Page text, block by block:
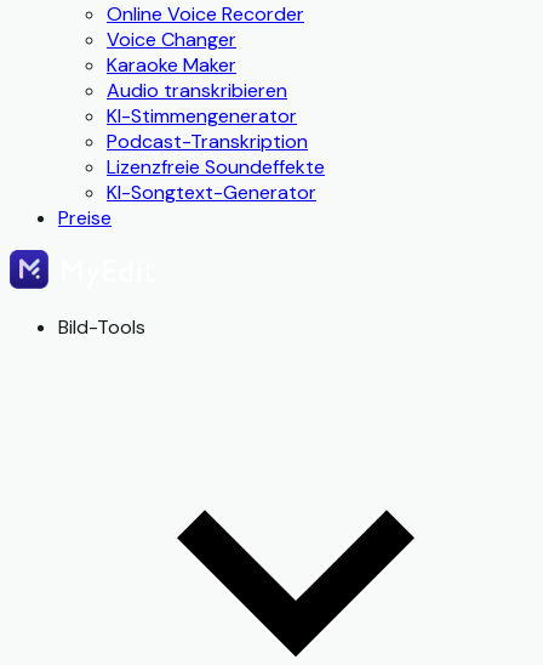
Online Voice Recorder
Voice Changer
Karaoke Maker
Audio transkribieren
KI-Stimmengenerator
Podcast-Transkription
Lizenzfreie Soundeffekte
KI-Songtext-Generator
Preise
Bild-Tools